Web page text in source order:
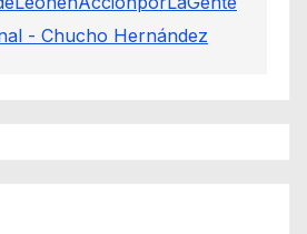
- Chucho Hernández